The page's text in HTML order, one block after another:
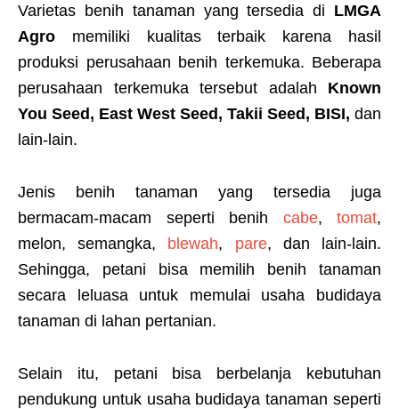
Varietas benih tanaman yang tersedia di LMGA
Agro memiliki kualitas terbaik karena hasil
produksi perusahaan benih terkemuka. Beberapa
perusahaan terkemuka tersebut adalah Known
You Seed, East West Seed, Takii Seed, BISI, dan
lain-lain.
Jenis benih tanaman yang tersedia juga
bermacam-macam seperti benih cabe, tomat,
melon, semangka, blewah, pare, dan lain-lain.
Sehingga, petani bisa memilih benih tanaman
secara leluasa untuk memulai usaha budidaya
tanaman di lahan pertanian.
Selain itu, petani bisa berbelanja kebutuhan
pendukung untuk usaha budidaya tanaman seperti